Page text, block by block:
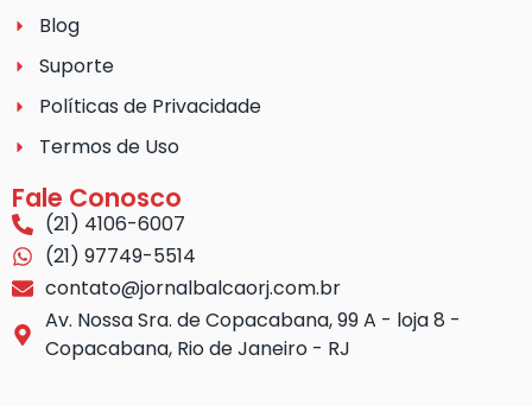
Blog
Suporte
Políticas de Privacidade
Termos de Uso
Fale Conosco
(21) 4106-6007
(21) 97749-5514
contato@jornalbalcaorj.com.br
Av. Nossa Sra. de Copacabana, 99 A - loja 8 -
Copacabana, Rio de Janeiro - RJ